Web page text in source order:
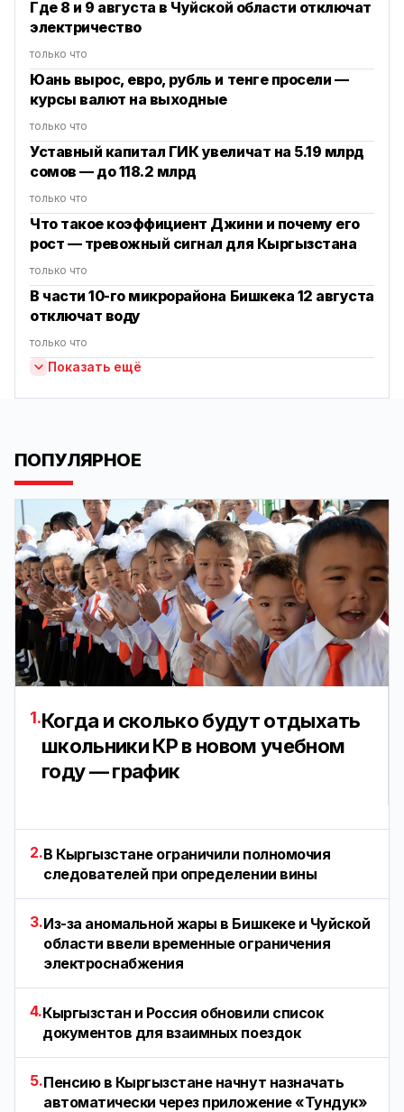
Где 8 и 9 августа в Чуйской области отключат
электричество
только что
Юань вырос, евро, рубль и тенге просели —
курсы валют на выходные
только что
Уставный капитал ГИК увеличат на 5.19 млрд
сомов — до 118.2 млрд
только что
Что такое коэффициент Джини и почему его
рост — тревожный сигнал для Кыргызстана
только что
В части 10-го микрорайона Бишкека 12 августа
отключат воду
только что
Показать ещё
ПОПУЛЯРНОЕ
1.Когда и сколько будут отдыхать
школьники КР в новом учебном
году — график
2.В Кыргызстане ограничили полномочия
следователей при определении вины
3.Из-за аномальной жары в Бишкеке и Чуйской
области ввели временные ограничения
электроснабжения
4.Кыргызстан и Россия обновили список
документов для взаимных поездок
5.Пенсию в Кыргызстане начнут назначать
автоматически через приложение «Тундук»